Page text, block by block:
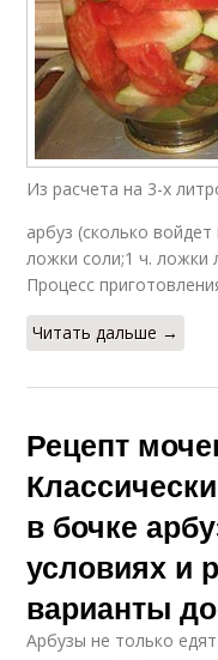
Из расчета на 3-х
арбуз (сколько
ложки соли;1 ч. ложки
Процесс
Читать дальше →
Рецепт
в бочке
условиях и
варианты
Арбузы не только